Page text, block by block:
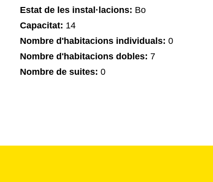
Estat de les instal·lacions: Bo
Capacitat: 14
Nombre d'habitacions individuals: 0
Nombre d'habitacions dobles: 7
Nombre de suites: 0